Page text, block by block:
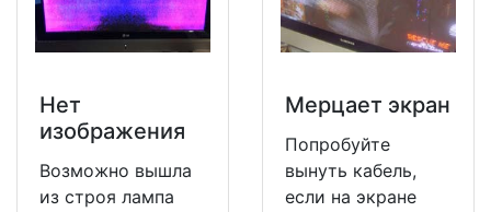
Нет
изображения
Возможно вышла
из строя лампа
Мерцает экран
Попробуйте
вынуть кабель,
если на экране